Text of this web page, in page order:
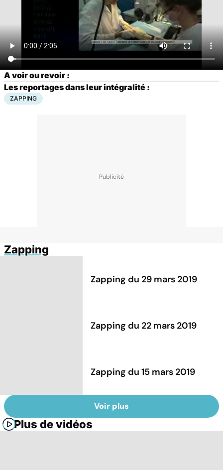
A voir ou revoir :
Les reportages dans leur intégralité :
ZAPPING
Zapping
Zapping du 29 mars 2019
Zapping du 22 mars 2019
Zapping du 15 mars 2019
Voir plus
Plus de vidéos